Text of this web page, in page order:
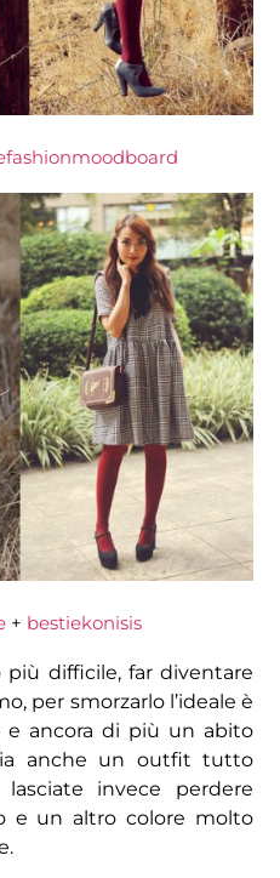
+ bestiekonisis
difficile, far diventare
per smorzarlo l’ideale è
e ancora di più un abito
anche un outfit tutto
invece perdere
e un altro colore molto